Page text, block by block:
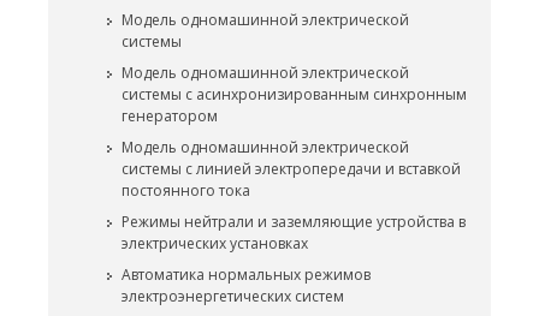
Модель одномашинной электрической
системы
Модель одномашинной электрической
системы с асинхронизированным синхронным
генератором
Модель одномашинной электрической
системы с линией электропередачи и вставкой
постоянного тока
Режимы нейтрали и заземляющие устройства в
электрических установках
Автоматика нормальных режимов
электроэнергетических систем